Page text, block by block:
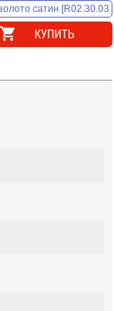
КУПИТЬ